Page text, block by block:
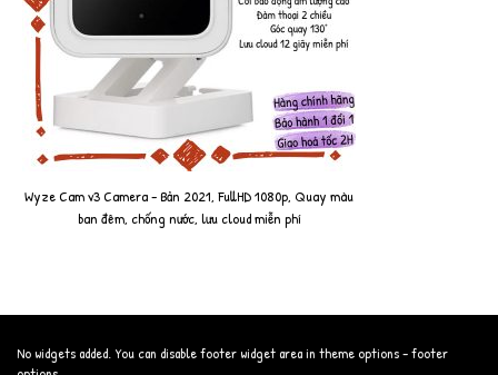
Wyze Cam v3 Camera - Bản 2021, FullHD 1080p, Quay màu
ban đêm, chống nước, lưu cloud miễn phí
No widgets added. You can disable footer widget area in theme options - footer